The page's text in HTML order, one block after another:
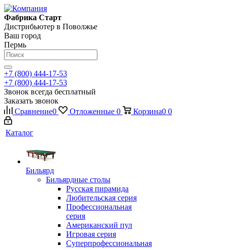
Фабрика Старт
Дистрибьютер в Поволжье
Ваш город
Пермь
+7 (800) 444-17-53
+7 (800) 444-17-53
Звонок всегда бесплатный
Заказать звонок
Сравнение0 Отложенные 0 Корзина0 0
Каталог
Бильярд
Бильярдные столы
Русская пирамида
Любительская серия
Профессиональная
серия
Американский пул
Игровая серия
Суперпрофессиональная